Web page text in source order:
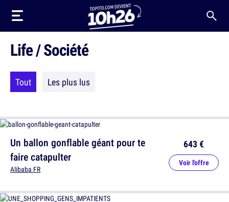
Life / Société
Tout Les plus lus
Un ballon gonflable géant pour te
faire catapulter
Alibaba FR
643 €
Voir l'offre